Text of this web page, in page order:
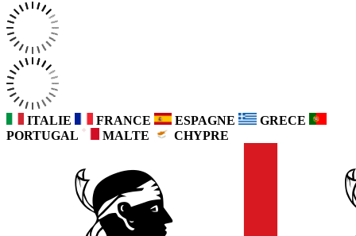
ITALIE FRANCE ESPAGNE
GRECE
PORTUGAL
MALTE CHYPRE